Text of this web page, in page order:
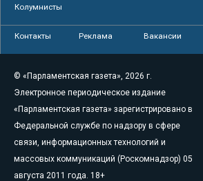
Колумнисты
Контакты Реклама Вакансии
© «Парламентская газета», 2026 г.
Электронное периодическое издание
«Парламентская газета» зарегистрировано в
Федеральной службе по надзору в сфере
связи, информационных технологий и
массовых коммуникаций (Роскомнадзор) 05
августа 2011 года. 18+